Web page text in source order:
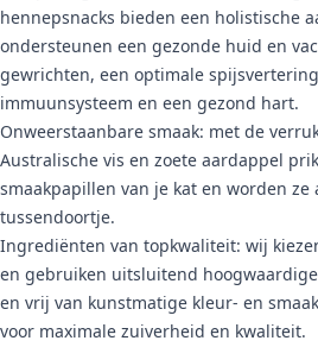
hennepsnacks bieden een holistische
ondersteunen een gezonde huid en
gewrichten, een optimale
immuunsysteem en een gezond hart.
Onweerstaanbare smaak: met de
Australische vis en zoete aardappel
smaakpapillen van je kat en worden
tussendoortje.
Ingrediënten van topkwaliteit: wij
en gebruiken uitsluitend
en vrij van kunstmatige kleur- en
voor maximale zuiverheid en kwaliteit.